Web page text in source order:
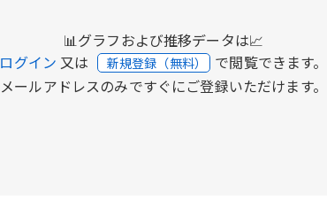
📊グラフおよび推移データは📈
ログイン 又は 新規登録（無料） で閲覧できます。
メールアドレスのみですぐにご登録いただけます。